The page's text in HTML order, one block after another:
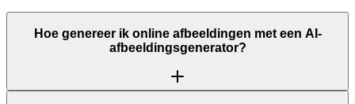
Hoe genereer ik online afbeeldingen met een AI-
afbeeldingsgenerator?